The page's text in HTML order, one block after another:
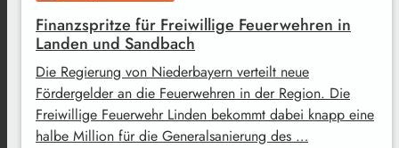
Finanzspritze für Freiwillige Feuerwehren in
Landen und Sandbach
Die Regierung von Niederbayern verteilt neue
Fördergelder an die Feuerwehren in der Region. Die
Freiwillige Feuerwehr Linden bekommt dabei knapp eine
halbe Million für die Generalsanierung des …